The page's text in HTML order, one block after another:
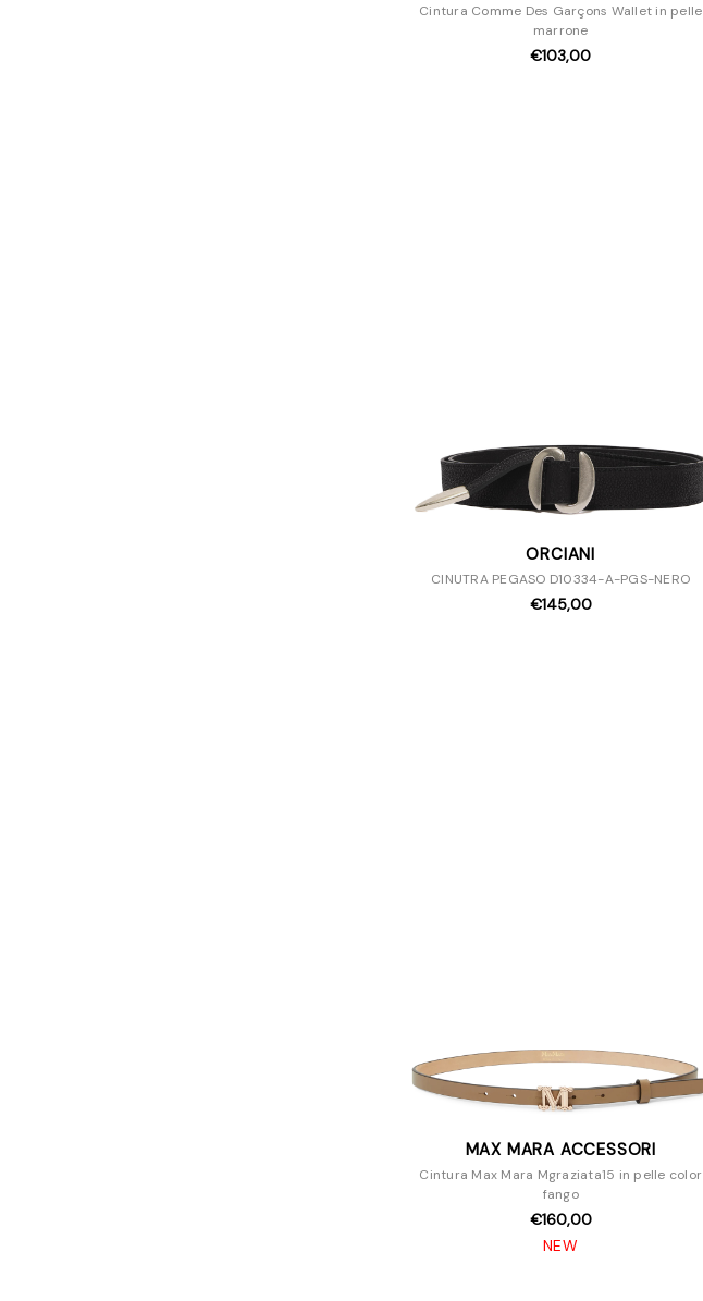
Cintura Comme Des Garçons Wallet in pelle
marrone
€103,00
ORCIANI
CINUTRA PEGASO D10334-A-PGS-NERO
€145,00
MAX MARA ACCESSORI
Cintura Max Mara Mgraziata15 in pelle color
fango
€160,00
NEW